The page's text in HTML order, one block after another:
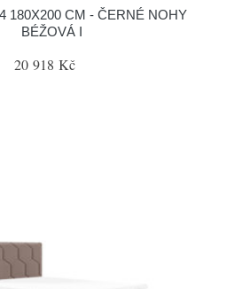
180X200 CM - ČERNÉ NOHY
BÉŽOVÁ I
20 918 Kč